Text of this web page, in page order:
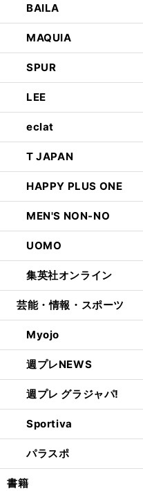
BAILA
MAQUIA
SPUR
LEE
eclat
T JAPAN
HAPPY PLUS ONE
MEN'S NON-NO
UOMO
集英社オンライン
芸能・情報・スポーツ
Myojo
週プレNEWS
週プレ グラジャパ!
Sportiva
パラスポ
書籍